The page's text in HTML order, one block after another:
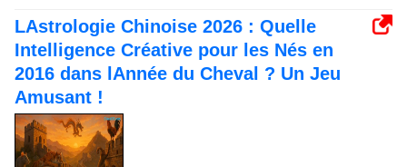
LAstrologie Chinoise 2026 : Quelle
Intelligence Créative pour les Nés en
2016 dans lAnnée du Cheval ? Un Jeu
Amusant !